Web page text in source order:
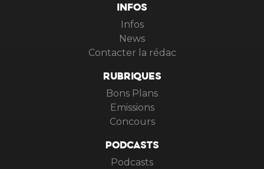
INFOS
Infos
News
Contacter la rédac
RUBRIQUES
Bons Plans
Emissions
Concours
PODCASTS
Podcasts